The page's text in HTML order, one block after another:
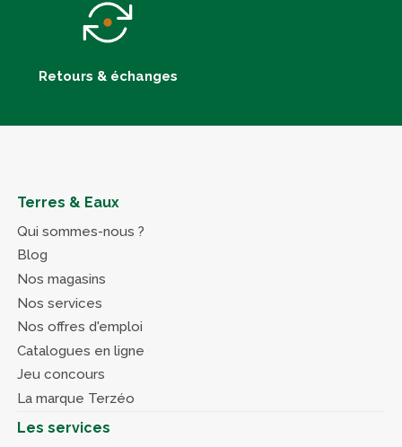
Retours & échanges
Terres & Eaux
Qui sommes-nous ?
Blog
Nos magasins
Nos services
Nos offres d'emploi
Catalogues en ligne
Jeu concours
La marque Terzéo
Les services